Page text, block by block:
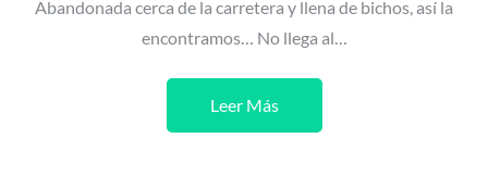
Abandonada cerca de la carretera y llena de bichos, así la
encontramos… No llega al…
Leer Más